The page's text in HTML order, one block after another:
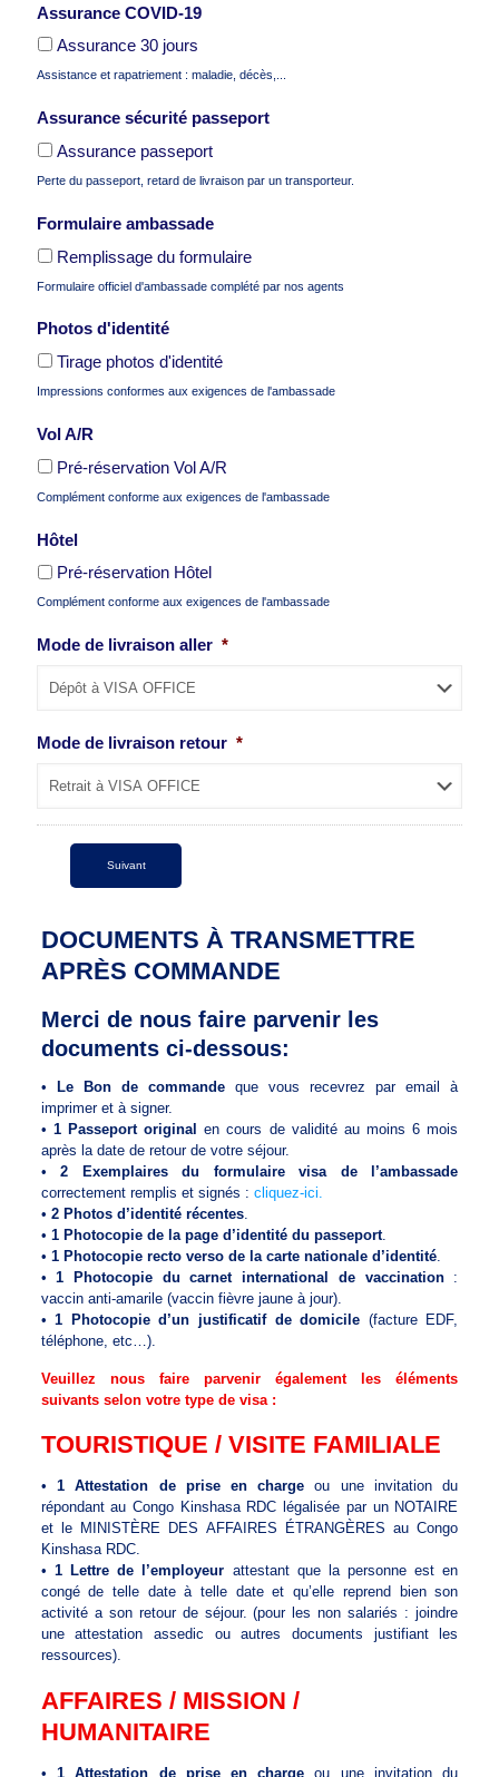
Assurance COVID-19
Assurance 30 jours
Assistance et rapatriement : maladie, décès,...
Assurance sécurité passeport
Assurance passeport
Perte du passeport, retard de livraison par un transporteur.
Formulaire ambassade
Remplissage du formulaire
Formulaire officiel d'ambassade complété par nos agents
Photos d'identité
Tirage photos d'identité
Impressions conformes aux exigences de l'ambassade
Vol A/R
Pré-réservation Vol A/R
Complément conforme aux exigences de l'ambassade
Hôtel
Pré-réservation Hôtel
Complément conforme aux exigences de l'ambassade
Mode de livraison aller *
Mode de livraison retour *
DOCUMENTS À TRANSMETTRE
APRÈS COMMANDE
Merci de nous faire parvenir les
documents ci-dessous:
• Le Bon de commandeque vous recevrez par email à
imprimer et à signer.
• 1 Passeport original en cours de validité au moins 6 mois
après la date de retour de votre séjour.
•2 Exemplaires du formulaire visa de l’ambassade
correctement remplis et signés : cliquez-ici.
• 2 Photos d’identité récentes.
• 1 Photocopie de la page d’identité du passeport.
• 1 Photocopie recto verso de la carte nationale d’identité.
•1 Photocopie du carnet international de vaccination:
vaccin anti-amarile (vaccin fièvre jaune à jour).
•1 Photocopie d’un justificatif de domicile (facture EDF,
téléphone, etc…).
Veuillez nous faire parvenir également les éléments
suivants selon votre type de visa :
TOURISTIQUE / VISITE FAMILIALE
•1 Attestation de prise en charge ou une invitation du
répondant au Congo Kinshasa RDC légalisée par un NOTAIRE
et le MINISTÈRE DES AFFAIRES ÉTRANGÈRES au Congo
Kinshasa RDC.
• 1 Lettre de l’employeur attestant que la personne est en
congé de telle date à telle date et qu’elle reprend bien son
activité a son retour de séjour. (pour les non salariés : joindre
une attestation assedic ou autres documents justifiant les
ressources).
AFFAIRES / MISSION /
HUMANITAIRE
•1 Attestation de prise en charge ou une invitation du